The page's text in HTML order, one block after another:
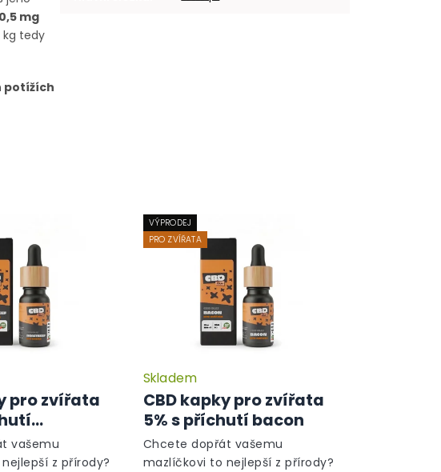
0,5 mg
kg tedy
potížích
pro zvířata
vašemu
z přírody?
VÝPRODEJ
PRO ZVÍŘATA
CBD kapky pro zvířata
5% s příchutí bacon
Skladem
Chcete dopřát vašemu
mazlíčkovi to nejlepší z přírody?